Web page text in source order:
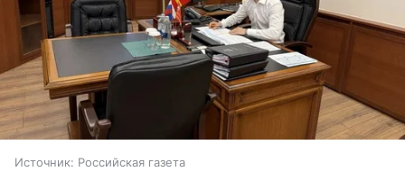
Источник: Российская газета